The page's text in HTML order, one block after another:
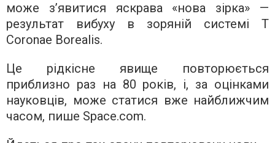
може з’явитися яскрава «нова зірка» —
результат вибуху в зоряній системі T
Coronae Borealis.
Це рідкісне явище повторюється
приблизно раз на 80 років, і, за оцінками
науковців, може статися вже найближчим
часом, пише Space.com.